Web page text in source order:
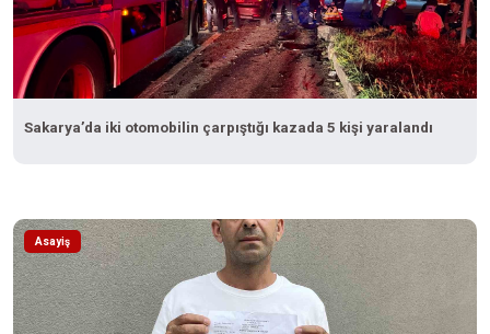
Sakarya’da iki otomobilin çarpıştığı kazada 5 kişi yaralandı
Asayiş